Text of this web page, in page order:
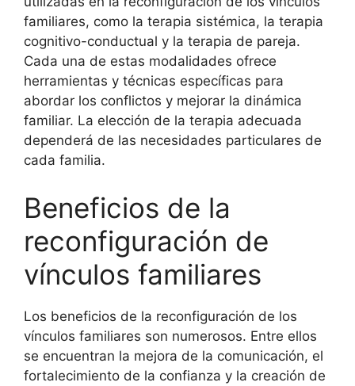
familiares, como la terapia sistémica, la terapia
cognitivo-conductual y la terapia de pareja.
Cada una de estas modalidades ofrece
herramientas y técnicas específicas para
abordar los conflictos y mejorar la dinámica
familiar. La elección de la terapia adecuada
dependerá de las necesidades particulares de
cada familia.
Beneficios de la
reconfiguración de
vínculos familiares
Los beneficios de la reconfiguración de los
vínculos familiares son numerosos. Entre ellos
se encuentran la mejora de la comunicación, el
fortalecimiento de la confianza y la creación de